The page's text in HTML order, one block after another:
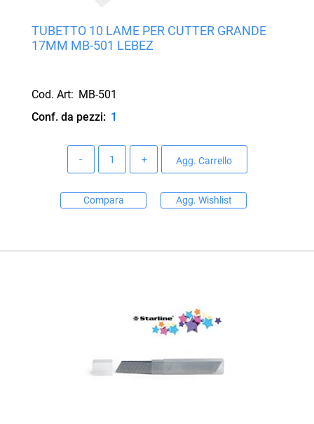
TUBETTO 10 LAME PER CUTTER GRANDE
17MM MB-501 LEBEZ
Cod. Art: MB-501
Conf. da pezzi: 1
Agg. Carrello
Compara Agg. Wishlist